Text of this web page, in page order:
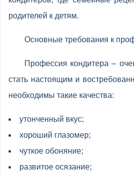
родителей к детям.
Основные требования к
Профессия кондитера –
стать настоящим и
необходимы такие качества:
утонченный вкус;
хороший глазомер;
чуткое обоняние;
развитое осязание;